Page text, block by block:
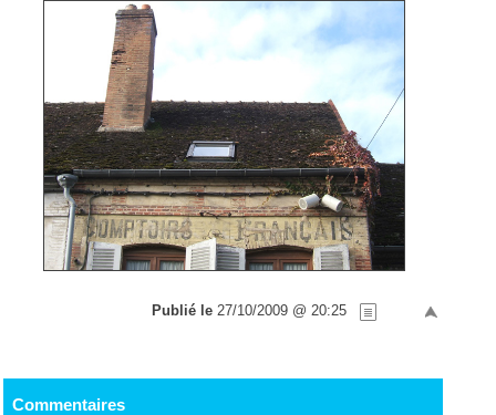
Publié le 27/10/2009 @ 20:25
Commentaires